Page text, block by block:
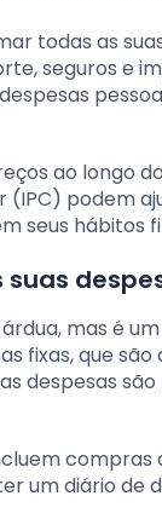
todas as
seguros e
ao longo
podem
seus hábitos
mas é
fixas, que
despesas
um diário